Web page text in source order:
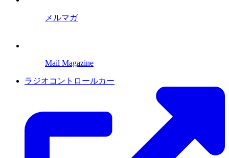
メルマガ
Mail Magazine
ラジオコントロールカー